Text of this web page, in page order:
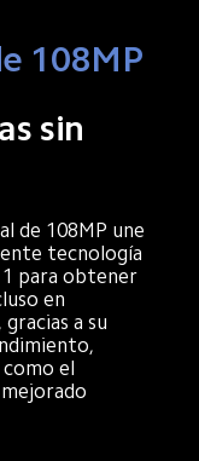
108MP
sin
de 108MP une
tecnología
1 para obtener
en
a su
el